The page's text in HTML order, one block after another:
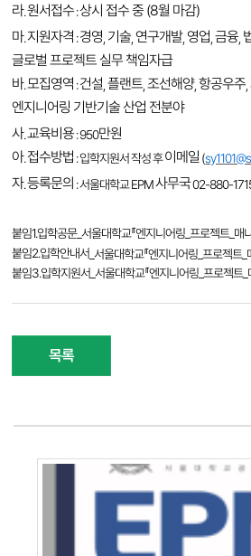
라.원서접수:상시 접수 중 (8월 마감)
마.지원자격 :경영 기술,연구개발,영업 ,금융,
글로벌 프로젝트 실무 책임자급
바.모집영역 :건설 ,플랜트,조선해양,항공우주,
엔지니어링 기반기술 산업 전분야
사.교육비용: 950만원
아.접수방법 : 입학지원서 작성 후이메일 (
자.등록문의 : 서울대학교 EPM사무국02-880-
붙임1.입학공문_서울대학교『엔지니어링_프로젝트_
붙임2.입학안내서 _서울대학교『엔지니어링_프로젝
붙임3.입학지원서_서울대학교『엔지니어링_프로젝트
목록